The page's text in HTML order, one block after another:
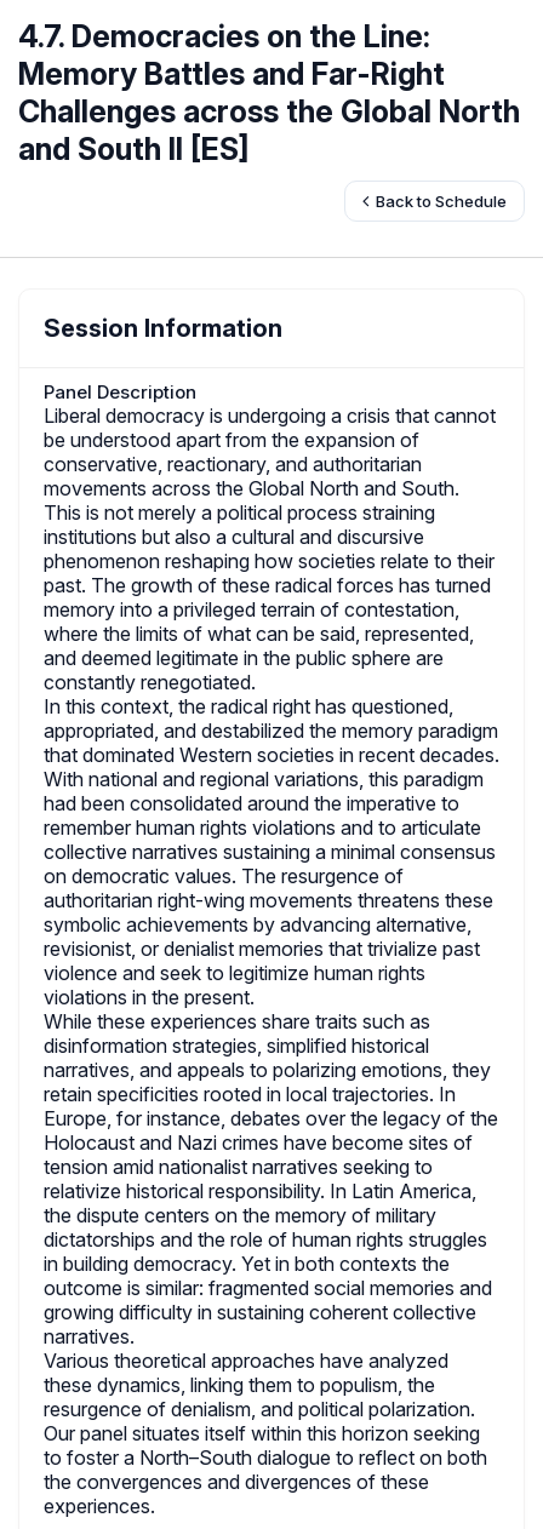
4.7. Democracies on the Line:
Memory Battles and Far-Right
Challenges across the Global North
and South II [ES]
Back to Schedule
Session Information
Panel Description
Liberal democracy is undergoing a crisis that cannot
be understood apart from the expansion of
conservative, reactionary, and authoritarian
movements across the Global North and South.
This is not merely a political process straining
institutions but also a cultural and discursive
phenomenon reshaping how societies relate to their
past. The growth of these radical forces has turned
memory into a privileged terrain of contestation,
where the limits of what can be said, represented,
and deemed legitimate in the public sphere are
constantly renegotiated.
In this context, the radical right has questioned,
appropriated, and destabilized the memory paradigm
that dominated Western societies in recent decades.
With national and regional variations, this paradigm
had been consolidated around the imperative to
remember human rights violations and to articulate
collective narratives sustaining a minimal consensus
on democratic values. The resurgence of
authoritarian right-wing movements threatens these
symbolic achievements by advancing alternative,
revisionist, or denialist memories that trivialize past
violence and seek to legitimize human rights
violations in the present.
While these experiences share traits such as
disinformation strategies, simplified historical
narratives, and appeals to polarizing emotions, they
retain specificities rooted in local trajectories. In
Europe, for instance, debates over the legacy of the
Holocaust and Nazi crimes have become sites of
tension amid nationalist narratives seeking to
relativize historical responsibility. In Latin America,
the dispute centers on the memory of military
dictatorships and the role of human rights struggles
in building democracy. Yet in both contexts the
outcome is similar: fragmented social memories and
growing difficulty in sustaining coherent collective
narratives.
Various theoretical approaches have analyzed
these dynamics, linking them to populism, the
resurgence of denialism, and political polarization.
Our panel situates itself within this horizon seeking
to foster a North–South dialogue to reflect on both
the convergences and divergences of these
experiences.